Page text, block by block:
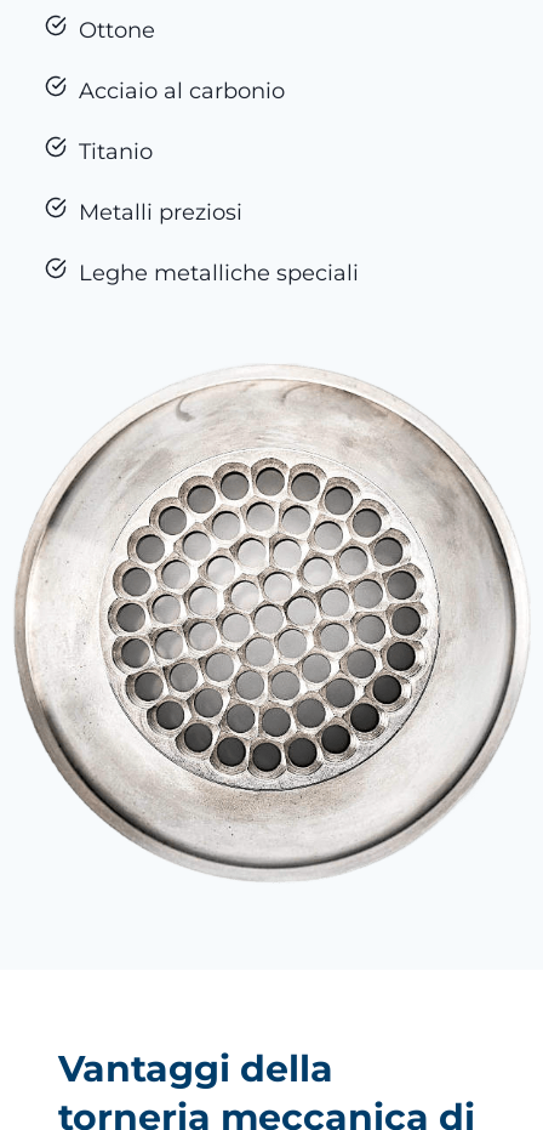
Ottone
Acciaio al carbonio
Titanio
Metalli preziosi
Leghe metalliche speciali
Vantaggi della
torneria meccanica di